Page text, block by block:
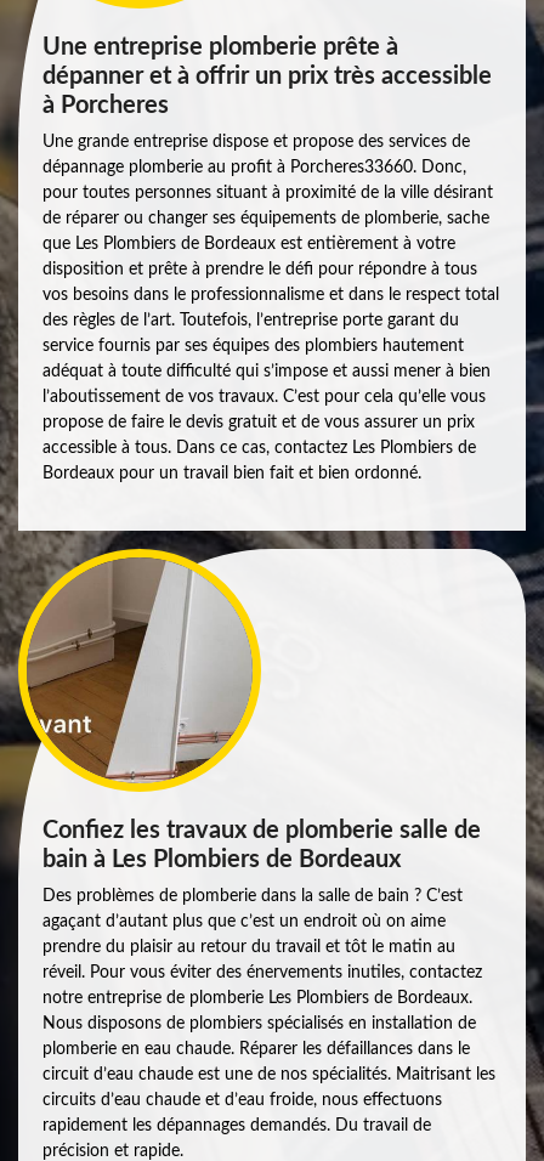
Une entreprise plomberie prête à
dépanner et à offrir un prix très accessible
à Porcheres
Une grande entreprise dispose et propose des services de
dépannage plomberie au profit à Porcheres33660. Donc,
pour toutes personnes situant à proximité de la ville désirant
de réparer ou changer ses équipements de plomberie, sache
que Les Plombiers de Bordeaux est entièrement à votre
disposition et prête à prendre le défi pour répondre à tous
vos besoins dans le professionnalisme et dans le respect total
des règles de l’art. Toutefois, l’entreprise porte garant du
service fournis par ses équipes des plombiers hautement
adéquat à toute difficulté qui s’impose et aussi mener à bien
l’aboutissement de vos travaux. C’est pour cela qu’elle vous
propose de faire le devis gratuit et de vous assurer un prix
accessible à tous. Dans ce cas, contactez Les Plombiers de
Bordeaux pour un travail bien fait et bien ordonné.
Confiez les travaux de plomberie salle de
bain à Les Plombiers de Bordeaux
Des problèmes de plomberie dans la salle de bain ? C’est
agaçant d’autant plus que c’est un endroit où on aime
prendre du plaisir au retour du travail et tôt le matin au
réveil. Pour vous éviter des énervements inutiles, contactez
notre entreprise de plomberie Les Plombiers de Bordeaux.
Nous disposons de plombiers spécialisés en installation de
plomberie en eau chaude. Réparer les défaillances dans le
circuit d’eau chaude est une de nos spécialités. Maitrisant les
circuits d’eau chaude et d’eau froide, nous effectuons
rapidement les dépannages demandés. Du travail de
précision et rapide.